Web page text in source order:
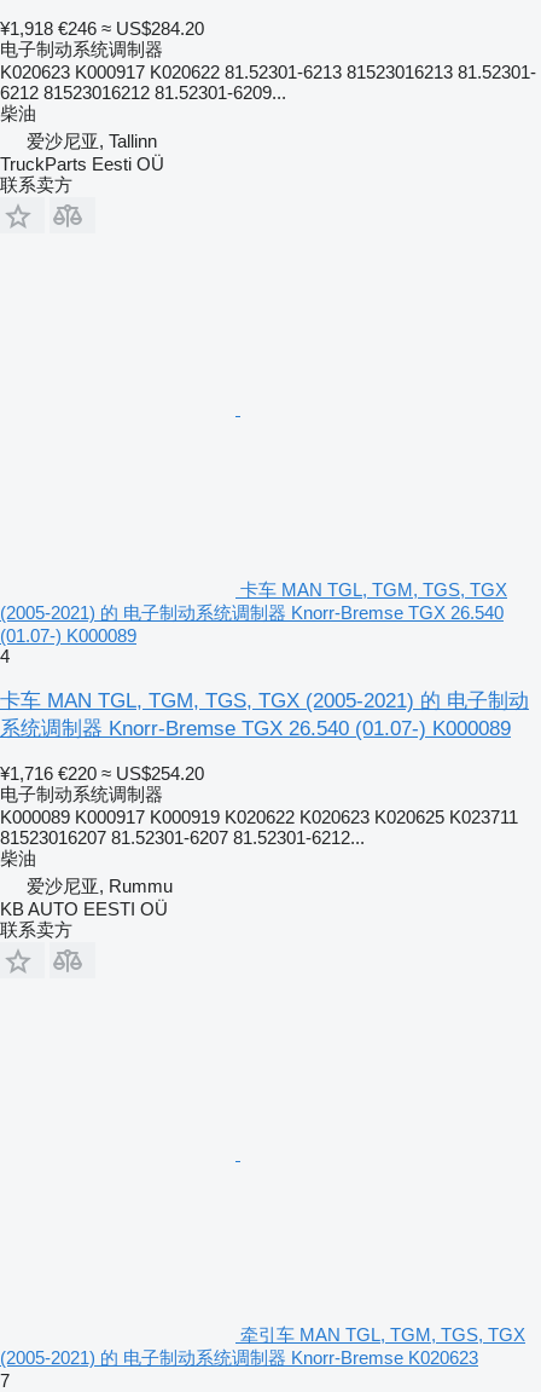
¥1,918 €246 ≈ US$284.20
电子制动系统调制器
K020623 K000917 K020622 81.52301-6213 81523016213 81.52301-
6212 81523016212 81.52301-6209...
柴油
爱沙尼亚, Tallinn
TruckParts Eesti OÜ
联系卖方
卡车 MAN TGL, TGM, TGS, TGX
(2005-2021) 的 电子制动系统调制器 Knorr-Bremse TGX 26.540
(01.07-) K000089
4
卡车 MAN TGL, TGM, TGS, TGX (2005-2021) 的 电子制动
系统调制器 Knorr-Bremse TGX 26.540 (01.07-) K000089
¥1,716 €220 ≈ US$254.20
电子制动系统调制器
K000089 K000917 K000919 K020622 K020623 K020625 K023711
81523016207 81.52301-6207 81.52301-6212...
柴油
爱沙尼亚, Rummu
KB AUTO EESTI OÜ
联系卖方
牵引车 MAN TGL, TGM, TGS, TGX
(2005-2021) 的 电子制动系统调制器 Knorr-Bremse K020623
7